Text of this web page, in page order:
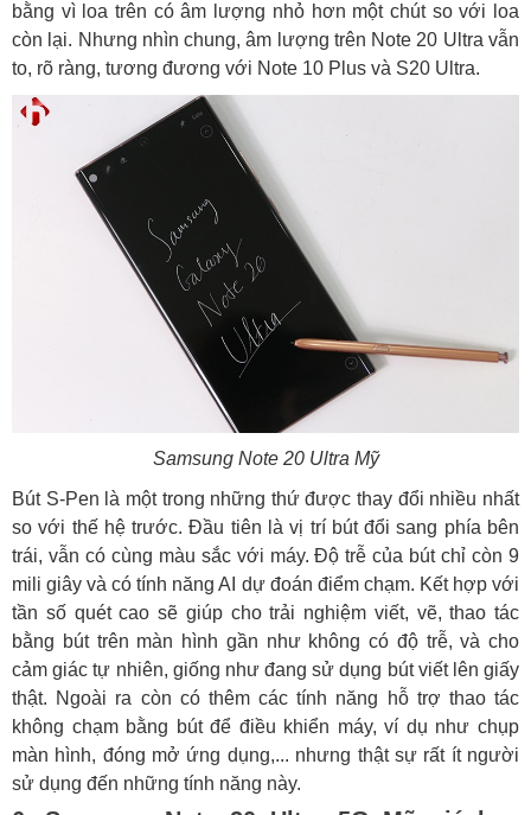
bằng vì loa trên có âm lượng nhỏ hơn một chút so với loa
còn lại. Nhưng nhìn chung, âm lượng trên Note 20 Ultra vẫn
to, rõ ràng, tương đương với Note 10 Plus và S20 Ultra.
Samsung Note 20 Ultra Mỹ
Bút S-Pen là một trong những thứ được thay đổi nhiều nhất
so với thế hệ trước. Đầu tiên là vị trí bút đổi sang phía bên
trái, vẫn có cùng màu sắc với máy. Độ trễ của bút chỉ còn 9
mili giây và có tính năng AI dự đoán điểm chạm. Kết hợp với
tần số quét cao sẽ giúp cho trải nghiệm viết, vẽ, thao tác
bằng bút trên màn hình gần như không có độ trễ, và cho
cảm giác tự nhiên, giống như đang sử dụng bút viết lên giấy
thật. Ngoài ra còn có thêm các tính năng hỗ trợ thao tác
không chạm bằng bút để điều khiển máy, ví dụ như chụp
màn hình, đóng mở ứng dụng,... nhưng thật sự rất ít người
sử dụng đến những tính năng này.